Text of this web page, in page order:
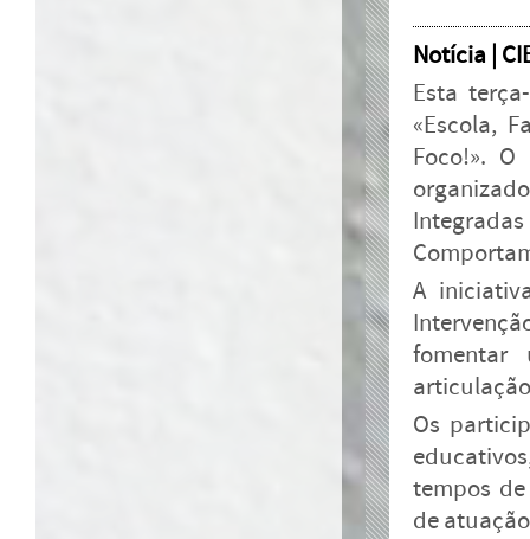
Notícia |
Esta
«Escola,
Foco!».
A
fomentar
Os
tempos
de